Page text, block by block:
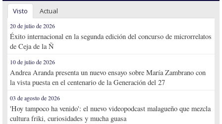
Visto Actual
20 de julio de 2026
Éxito internacional en la segunda edición del concurso de microrrelatos
de Ceja de la Ñ
10 de julio de 2026
Andrea Aranda presenta un nuevo ensayo sobre María Zambrano con
la vista puesta en el centenario de la Generación del 27
03 de agosto de 2026
'Hoy tampoco ha venido': el nuevo videopodcast malagueño que mezcla
cultura friki, curiosidades y mucha guasa